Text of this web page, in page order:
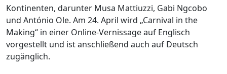
Kontinenten, darunter Musa Mattiuzzi, Gabi Ngcobo
und António Ole. Am 24. April wird „Carnival in the
Making“ in einer Online-Vernissage auf Englisch
vorgestellt und ist anschließend auch auf Deutsch
zugänglich.